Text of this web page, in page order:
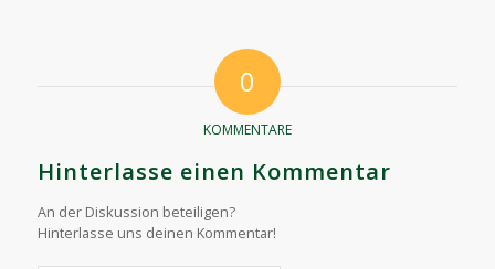
0
KOMMENTARE
Hinterlasse einen Kommentar
An der Diskussion beteiligen?
Hinterlasse uns deinen Kommentar!